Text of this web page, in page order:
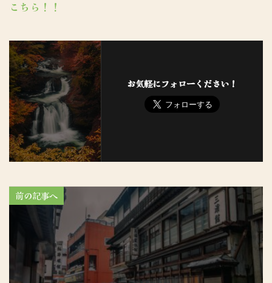
こちら！！
お気軽にフォローください！
前の記事へ